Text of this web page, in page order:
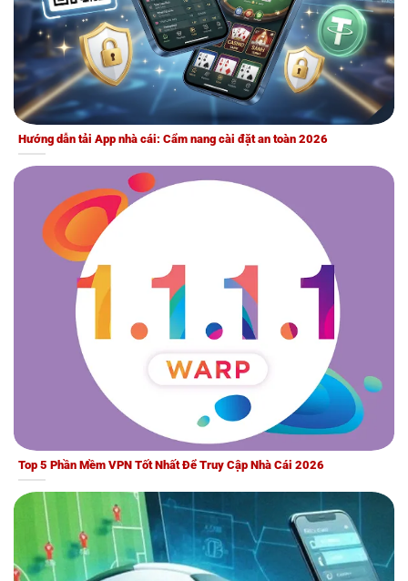
Hướng dẫn tải App nhà cái: Cẩm nang cài đặt an toàn 2026
Top 5 Phần Mềm VPN Tốt Nhất Để Truy Cập Nhà Cái 2026